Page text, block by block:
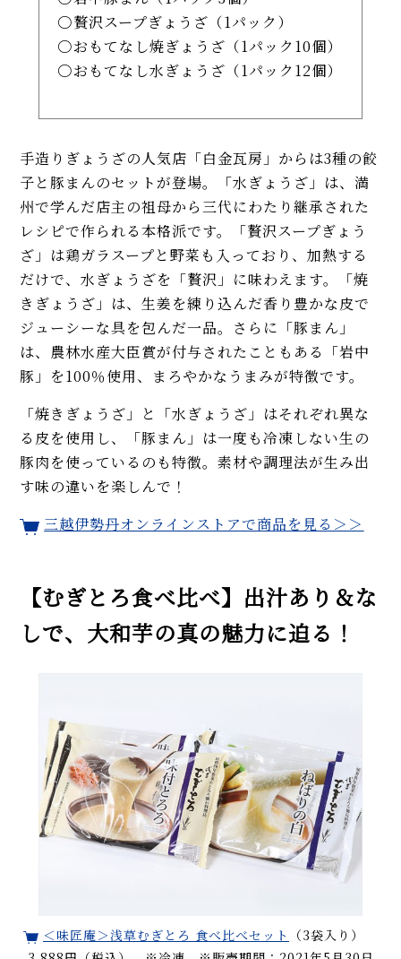
贅沢スープぎょうざ（1パック）
おもてなし焼ぎょうざ（1パック10個）
おもてなし水ぎょうざ（1パック12個）
手造りぎょうざの人気店「白金瓦房」からは3種の餃
子と豚まんのセットが登場。「水ぎょうざ」は、満
州で学んだ店主の祖母から三代にわたり継承された
レシピで作られる本格派です。「贅沢スープぎょう
ざ」は鶏ガラスープと野菜も入っており、加熱する
だけで、水ぎょうざを「贅沢」に味わえます。「焼
きぎょうざ」は、生姜を練り込んだ香り豊かな皮で
ジューシーな具を包んだ一品。さらに「豚まん」
は、農林水産大臣賞が付与されたこともある「岩中
豚」を100％使用、まろやかなうまみが特徴です。
「焼きぎょうざ」と「水ぎょうざ」はそれぞれ異な
る皮を使用し、「豚まん」は一度も冷凍しない生の
豚肉を使っているのも特徴。素材や調理法が生み出
す味の違いを楽しんで！
三越伊勢丹オンラインストアで商品を見る＞＞
【むぎとろ食べ比べ】出汁あり＆な
しで、大和芋の真の魅力に迫る！
＜味匠庵＞浅草むぎとろ 食べ比べセット
（3袋入り）